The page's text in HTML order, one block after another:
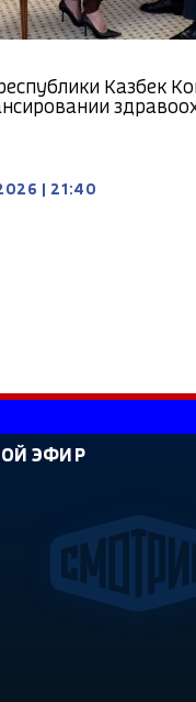
Казбек
21:40
издание
о регистрации СМИ Эл №
по надзору в сфере
Федеральное
Главной редакции
сайта Суйдимов Б.Х.
телефон: +7 (8662)
защищены в
об
фото, аудио и
(ВГТРК). Для детей
ЭФИР